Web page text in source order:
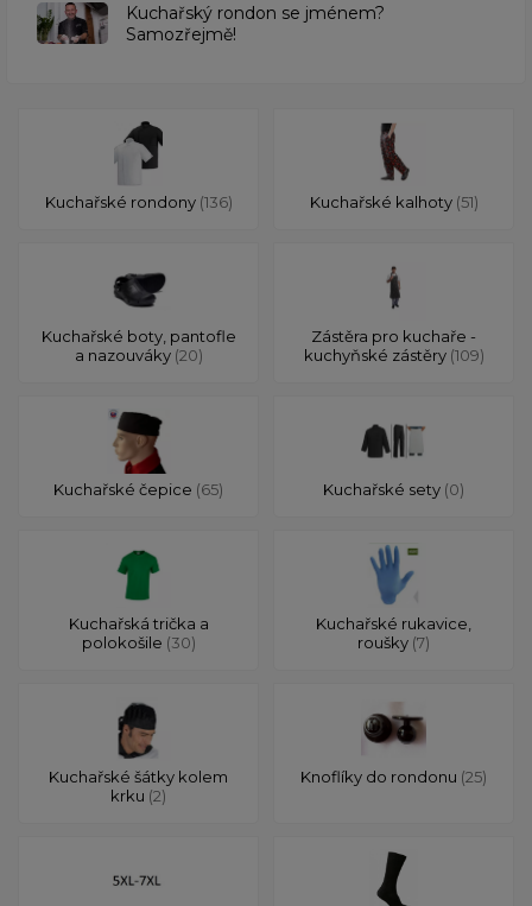
Kuchařský rondon se jménem?
Samozřejmě!
Kuchařské rondony (136) Kuchařské kalhoty (51)
Kuchařské boty, pantofle
a nazouváky (20)
Zástěra pro kuchaře -
kuchyňské zástěry (109)
Kuchařské čepice (65) Kuchařské sety (0)
Kuchařská trička a
polokošile (30)
Kuchařské rukavice,
roušky (7)
Kuchařské šátky kolem
krku (2)
Knoflíky do rondonu (25)